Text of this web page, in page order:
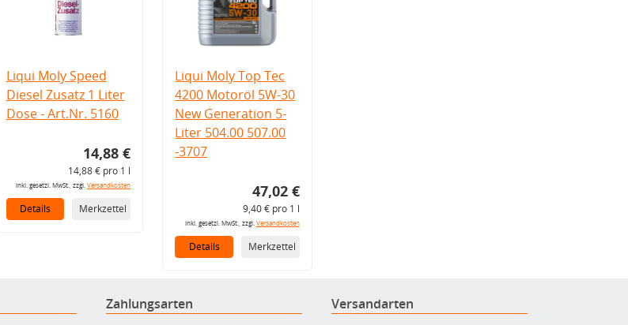
Liqui Moly Speed
Diesel Zusatz 1 Liter
Dose - Art.Nr. 5160
14,88 €
14,88 € pro 1 l
inkl. gesetzl. MwSt., zzgl. Versandkosten
Details Merkzettel
Liqui Moly Top Tec
4200 Motoröl 5W-30
New Generation 5-
Liter 504.00 507.00
-3707
47,02 €
9,40 € pro 1 l
inkl. gesetzl. MwSt., zzgl. Versandkosten
Details Merkzettel
Zahlungsarten Versandarten